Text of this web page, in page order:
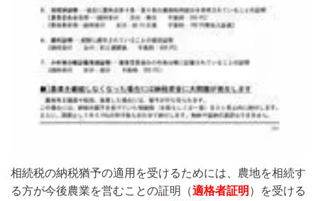
相続税の納税猶予の適用を受けるためには、農地を相続す
る方が今後農業を営むことの証明（適格者証明 ）を受ける